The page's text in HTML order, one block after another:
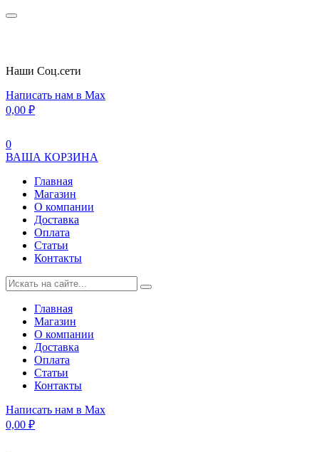
Наши Cоц.сети
Написать нам в Max
0,00 ₽
0
ВАША КОРЗИНА
Главная
Магазин
О компании
Доставка
Оплата
Статьи
Контакты
Главная
Магазин
О компании
Доставка
Оплата
Статьи
Контакты
Написать нам в Max
0,00 ₽